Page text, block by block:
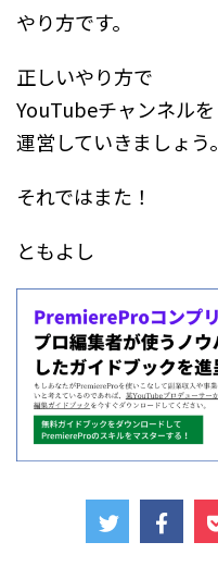
やり方です。
正しいやり方で
YouTubeチャンネルを
運営していきましょう。
それではまた！
ともよし